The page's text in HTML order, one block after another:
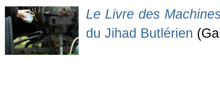
Le Livre des
du Jihad Butlérien